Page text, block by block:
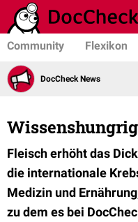
Community Flexikon
DocCheck News
Fleisch erhöht das
die internationale
Medizin und
zu dem es bei